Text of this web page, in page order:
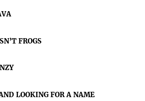
FROGS
LOOKING FOR A NAME